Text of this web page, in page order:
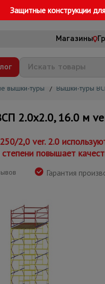
Защитные конструкции
Магазины
с арматурой
вышки-туры / Вышки-туры
2.0х2.0, 16.0 м
2,0 ver. 2.0
повышает
Гарантия